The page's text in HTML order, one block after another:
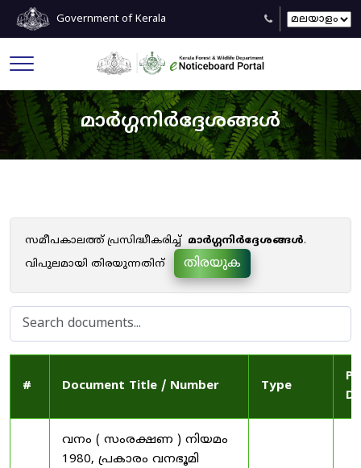
Government of Kerala
മാർഗ്ഗനിർദ്ദേശങ്ങൾ
സമീപകാലത്ത് പ്രസിദ്ധീകരിച്ച് മാർഗ്ഗനിർദ്ദേശങ്ങൾ.
വിപുലമായി തിരയുന്നതിന്
തിരയുക
# Document Title / Number Type
വനം ( സംരക്ഷണ ) നിയമം
1980, പ്രകാരം വനഭൂമി